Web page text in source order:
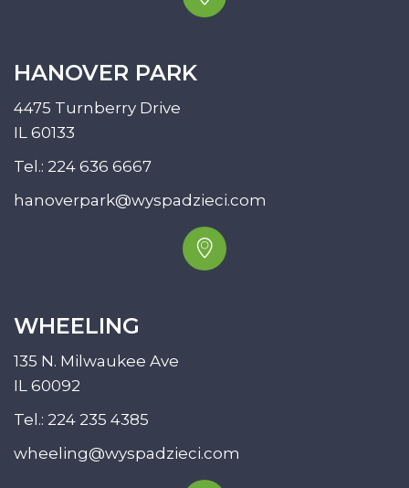
HANOVER PARK
4475 Turnberry Drive
IL 60133
Tel.: 224 636 6667
hanoverpark@wyspadzieci.com
WHEELING
135 N. Milwaukee Ave
IL 60092
Tel.: 224 235 4385
wheeling@wyspadzieci.com